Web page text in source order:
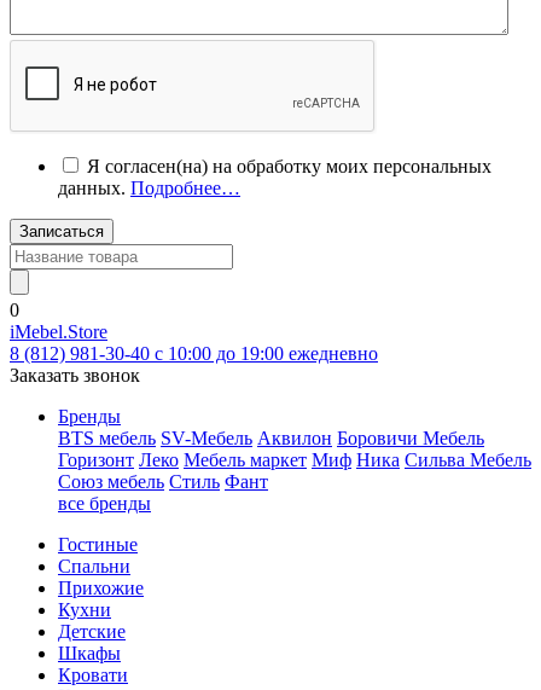
Я согласен(на) на обработку моих персональных
данных. Подробнее…
Записаться
0
iMebel.Store
8 (812) 981-30-40 c 10:00 до 19:00 ежедневно
Заказать звонок
Бренды
BTS мебель SV-Мебель Аквилон Боровичи Мебель
Горизонт Леко Мебель маркет Миф Ника Сильва Мебель
Союз мебель Стиль Фант
все бренды
Гостиные
Спальни
Прихожие
Кухни
Детские
Шкафы
Кровати